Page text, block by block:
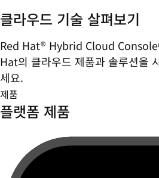
클라우드 기술 살펴보기
Red Hat® Hybrid Cloud Console
Hat의 클라우드 제품과 솔루션을
세요.
제품
플랫폼 제품